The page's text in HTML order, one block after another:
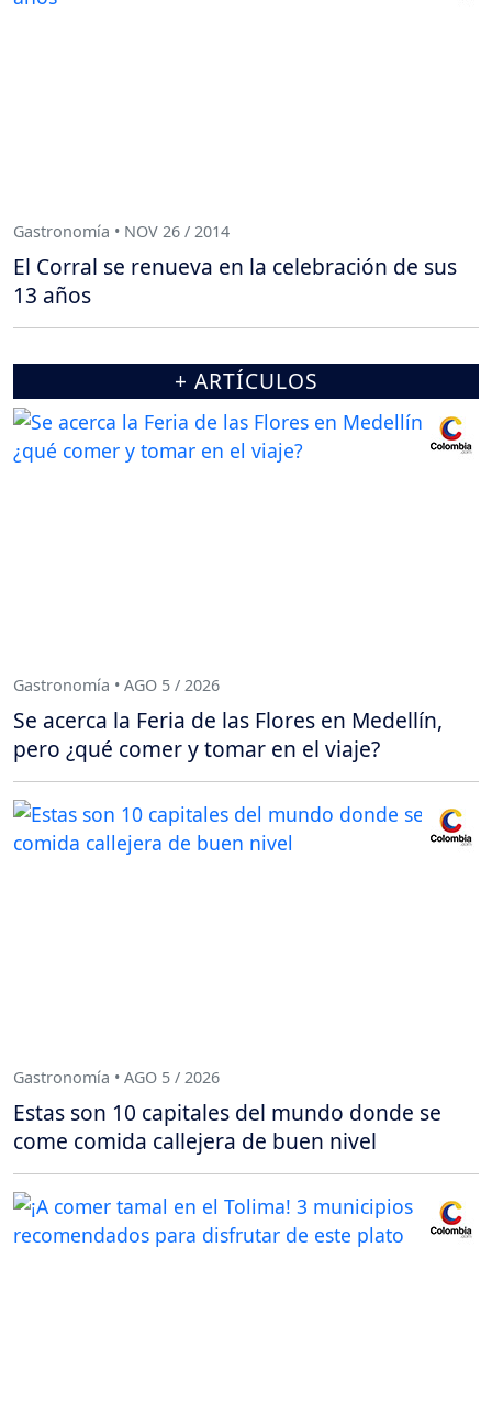
Gastronomía • NOV 26 / 2014
El Corral se renueva en la celebración de sus
13 años
+ ARTÍCULOS
Gastronomía • AGO 5 / 2026
Se acerca la Feria de las Flores en Medellín,
pero ¿qué comer y tomar en el viaje?
Gastronomía • AGO 5 / 2026
Estas son 10 capitales del mundo donde se
come comida callejera de buen nivel